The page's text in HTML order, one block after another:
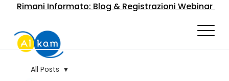
Rimani Informato: Blog & Registrazioni Webinar
All Posts